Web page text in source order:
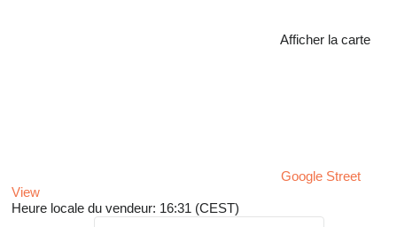
Afficher la carte
Google Street
View
Heure locale du vendeur: 16:31 (CEST)